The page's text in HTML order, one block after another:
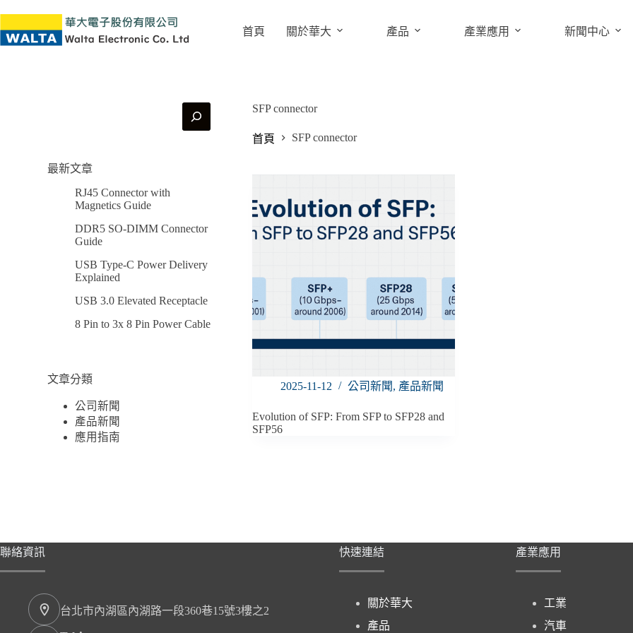
首頁 關於華大 產品 產業應用 新聞中心
SFP connector
首頁 SFP connector
2025-11-12 公司新聞, 產品新聞
Evolution of SFP: From SFP to SFP28 and
SFP56
最新文章
RJ45 Connector with
Magnetics Guide
DDR5 SO-DIMM Connector
Guide
USB Type-C Power Delivery
Explained
USB 3.0 Elevated Receptacle
8 Pin to 3x 8 Pin Power Cable
文章分類
公司新聞
產品新聞
應用指南
聯絡資訊
台北市內湖區內湖路一段360巷15號3樓之2
快速連結
關於華大
產品
產業應用
工業
汽車